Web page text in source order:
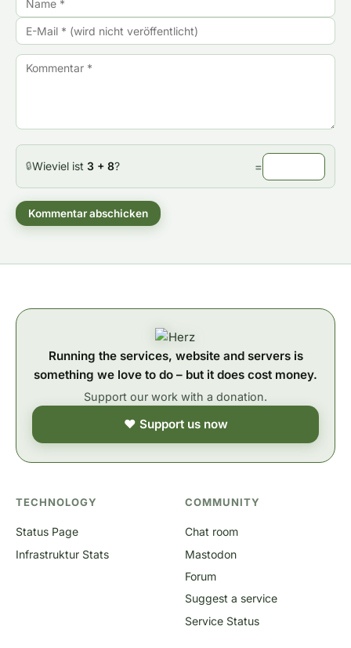
🔒Wieviel ist 3 + 8? =
Kommentar abschicken
Running the services, website and servers is
something we love to do – but it does cost money.
Support our work with a donation.
❤ Support us now
TECHNOLOGY
Status Page
Infrastruktur Stats
COMMUNITY
Chat room
Mastodon
Forum
Suggest a service
Service Status